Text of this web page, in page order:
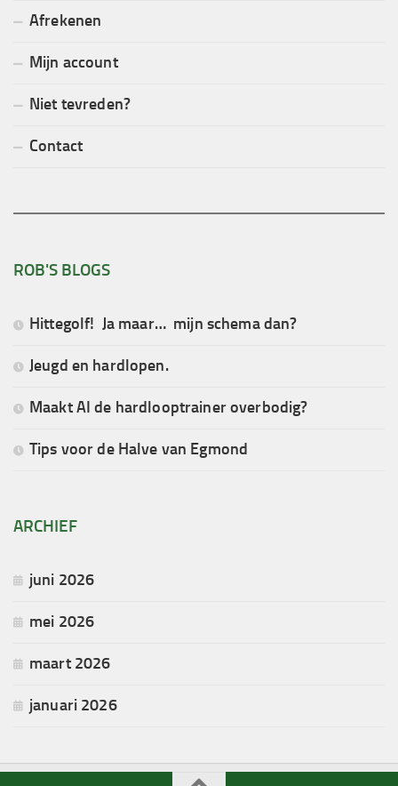
Afrekenen
Mijn account
Niet tevreden?
Contact
ROB'S BLOGS
Hittegolf! Ja maar… mijn schema dan?
Jeugd en hardlopen.
Maakt AI de hardlooptrainer overbodig?
Tips voor de Halve van Egmond
ARCHIEF
juni 2026
mei 2026
maart 2026
januari 2026